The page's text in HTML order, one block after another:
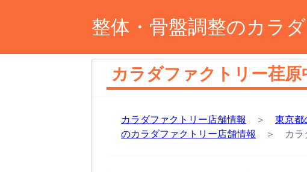
整体・骨盤調整のカラ
カラダファクトリー荏原
カラダファクトリー店舗情報 ＞ 東京都
のカラダファクトリー店舗情報
＞ カラ